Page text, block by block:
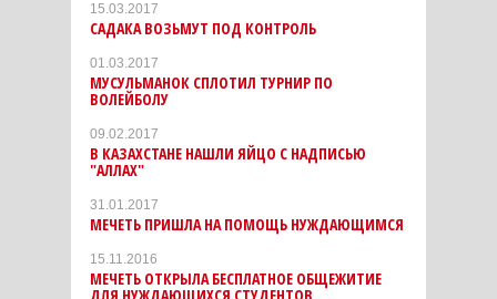
15.03.2017
САДАКА ВОЗЬМУТ ПОД КОНТРОЛЬ
01.03.2017
МУСУЛЬМАНОК СПЛОТИЛ ТУРНИР ПО
ВОЛЕЙБОЛУ
09.02.2017
В КАЗАХСТАНЕ НАШЛИ ЯЙЦО С НАДПИСЬЮ
"АЛЛАХ"
31.01.2017
МЕЧЕТЬ ПРИШЛА НА ПОМОЩЬ НУЖДАЮЩИМСЯ
15.11.2016
МЕЧЕТЬ ОТКРЫЛА БЕСПЛАТНОЕ ОБЩЕЖИТИЕ